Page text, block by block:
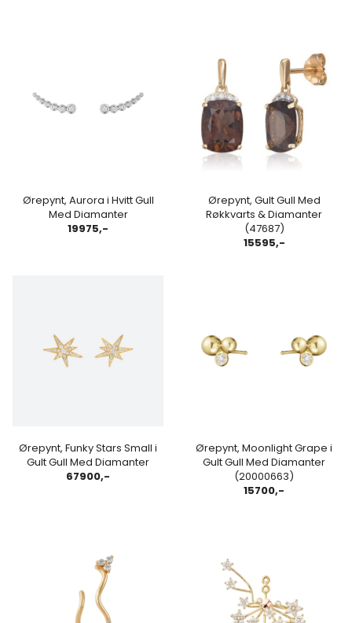
Ørepynt, Aurora i Hvitt Gull
Med Diamanter
19975,-
Ørepynt, Gult Gull Med
Røkkvarts & Diamanter
(47687)
15595,-
Ørepynt, Funky Stars Small i
Gult Gull Med Diamanter
67900,-
Ørepynt, Moonlight Grape i
Gult Gull Med Diamanter
(20000663)
15700,-